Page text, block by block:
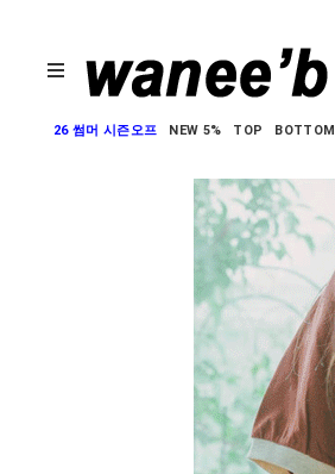
26 썸머 시즌오프 NEW 5% TOP BOTTOM